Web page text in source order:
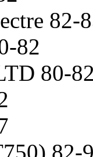
82-
82
80-